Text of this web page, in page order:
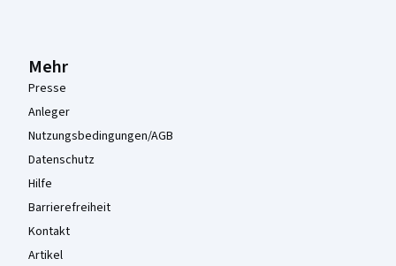
Mehr
Presse
Anleger
Nutzungsbedingungen/AGB
Datenschutz
Hilfe
Barrierefreiheit
Kontakt
Artikel